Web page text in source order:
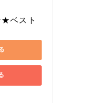
★ベスト